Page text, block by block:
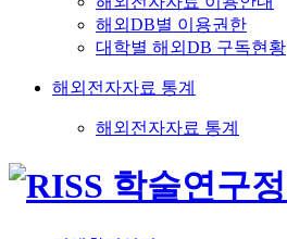
해외DB별 이용권한
대학별 해외DB 구독현황
해외전자자료 통계
해외전자자료 통계